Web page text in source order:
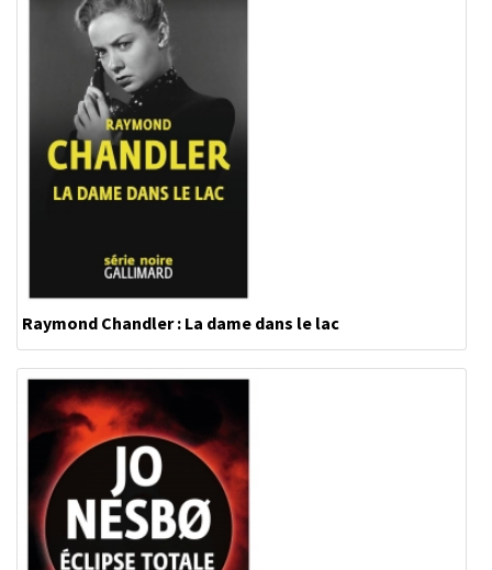
Raymond Chandler : La dame dans le lac